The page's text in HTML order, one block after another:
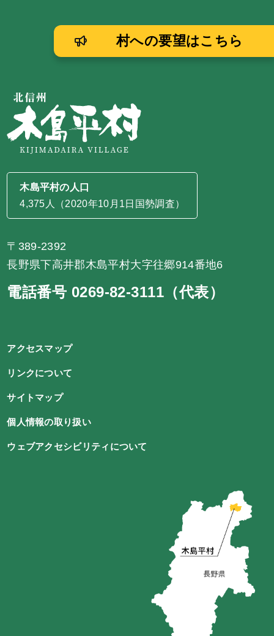
木島平村の人口
4,375人（2020年10月1日国勢調査）
〒389-2392
長野県下高井郡木島平村大字往郷914番地6
電話番号 0269-82-3111（代表）
村への要望はこちら
アクセスマップ
リンクについて
サイトマップ
個人情報の取り扱い
ウェブアクセシビリティについて